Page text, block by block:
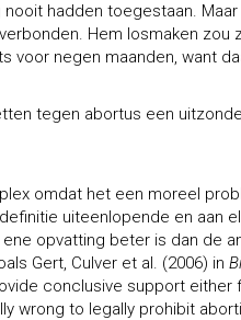
nooit hadden toegestaan.
Hem losmaken zou
voor negen maanden, want
tegen abortus een
omdat het een moreel
uiteenlopende en aan
opvatting beter is dan de
Gert, Culver et al. (2006) in
conclusive support
wrong to legally prohibit